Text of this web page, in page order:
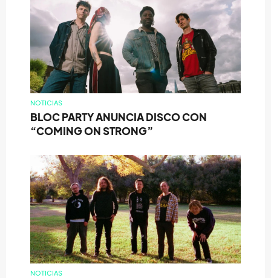
NOTICIAS
BLOC PARTY ANUNCIA DISCO CON
“COMING ON STRONG”
NOTICIAS